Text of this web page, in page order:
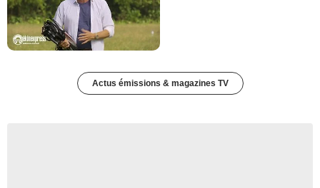
Actus émissions & magazines TV